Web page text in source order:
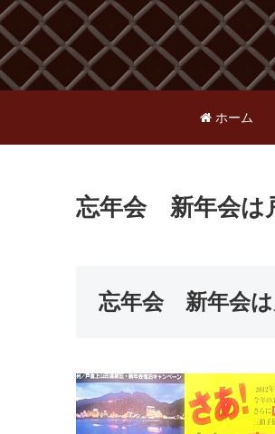
ホーム
忘年会 新年会は
忘年会 新年会は